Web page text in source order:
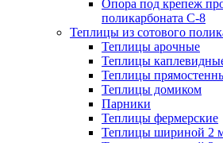
Опора под крепеж
поликарбоната С-8
Теплицы из сотового
Теплицы арочные
Теплицы
Теплицы
Теплицы домиком
Парники
Теплицы фермерские
Теплицы шириной 2